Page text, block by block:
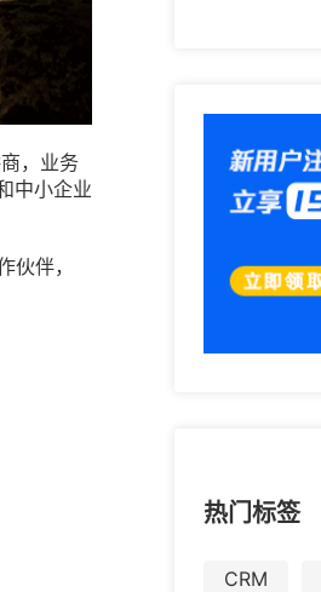
，业务
中小企业
伴，
热门标签
CRM